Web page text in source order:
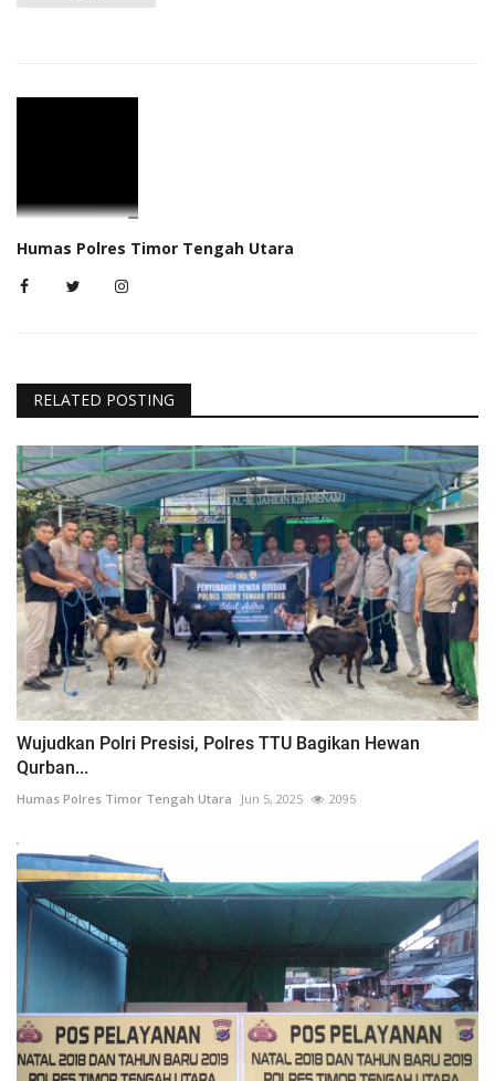
Humas Polres Timor Tengah Utara
RELATED POSTING
Wujudkan Polri Presisi, Polres TTU Bagikan Hewan
Qurban...
Humas Polres Timor Tengah Utara Jun 5, 2025 2095